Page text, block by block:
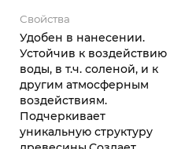
Свойства
Удобен в нанесении.
Устойчив к воздействию
воды, в т.ч. соленой, и к
другим атмосферным
воздействиям.
Подчеркивает
уникальную структуру